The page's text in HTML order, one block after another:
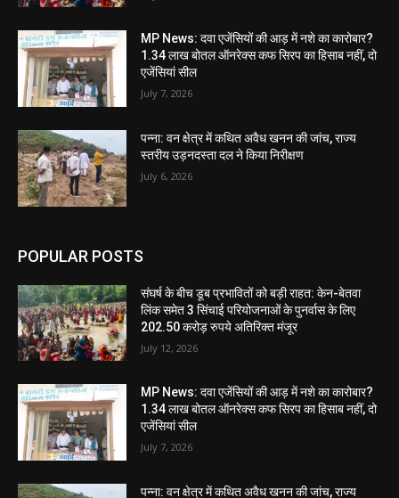
MP News: दवा एजेंसियों की आड़ में नशे का कारोबार?
1.34 लाख बोतल ऑनरेक्स कफ सिरप का हिसाब नहीं, दो
एजेंसियां सील
July 7, 2026
पन्ना: वन क्षेत्र में कथित अवैध खनन की जांच, राज्य
स्तरीय उड़नदस्ता दल ने किया निरीक्षण
July 6, 2026
POPULAR POSTS
संघर्ष के बीच डूब प्रभावितों को बड़ी राहत: केन-बेतवा
लिंक समेत 3 सिंचाई परियोजनाओं के पुनर्वास के लिए
202.50 करोड़ रुपये अतिरिक्त मंजूर
July 12, 2026
MP News: दवा एजेंसियों की आड़ में नशे का कारोबार?
1.34 लाख बोतल ऑनरेक्स कफ सिरप का हिसाब नहीं, दो
एजेंसियां सील
July 7, 2026
पन्ना: वन क्षेत्र में कथित अवैध खनन की जांच, राज्य